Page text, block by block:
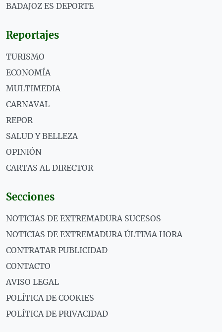
BADAJOZ ES DEPORTE
Reportajes
TURISMO
ECONOMÍA
MULTIMEDIA
CARNAVAL
REPOR
SALUD Y BELLEZA
OPINIÓN
CARTAS AL DIRECTOR
Secciones
NOTICIAS DE EXTREMADURA SUCESOS
NOTICIAS DE EXTREMADURA ÚLTIMA HORA
CONTRATAR PUBLICIDAD
CONTACTO
AVISO LEGAL
POLÍTICA DE COOKIES
POLÍTICA DE PRIVACIDAD